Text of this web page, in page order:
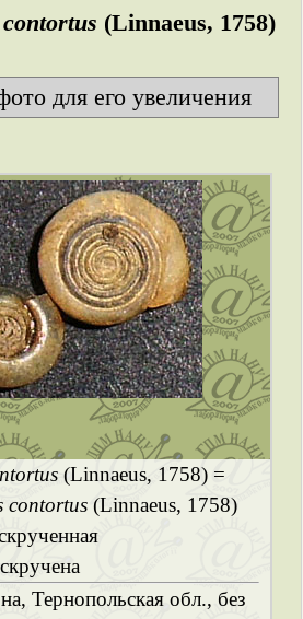
(Linnaeus, 1758)
для его увеличения
(Linnaeus, 1758) =
contortus (Linnaeus, 1758)
Тернопольская обл., без